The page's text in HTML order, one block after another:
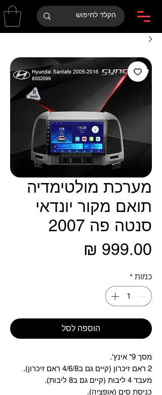
מערכת מולטימדיה
תואם מקור יונדאי
סנטה פה 2007
כמות *
הוספה לסל
מסך 9" אינץ'.
2 ראם זיכרון (קיים גם ב4/6/8 ראם זיכרון).
מעבד 4 ליבות (קיים גם ב8 ליבות).
כניסת סים (אופציה).